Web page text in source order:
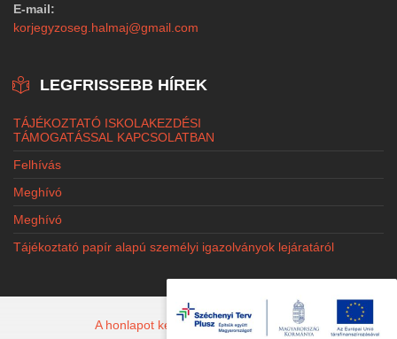
E-mail:
korjegyzoseg.halmaj@gmail.com
LEGFRISSEBB HÍREK
TÁJÉKOZTATÓ ISKOLAKEZDÉSI
TÁMOGATÁSSAL KAPCSOLATBAN
Felhívás
Meghívó
Meghívó
Tájékoztató papír alapú személyi igazolványok lejáratáról
A honlapot készítette: Jacobi Marketing